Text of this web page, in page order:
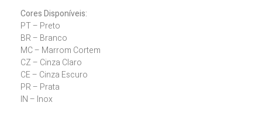
Cores Disponíveis:
PT – Preto
BR – Branco
MC – Marrom Cortem
CZ – Cinza Claro
CE – Cinza Escuro
PR – Prata
IN – Inox